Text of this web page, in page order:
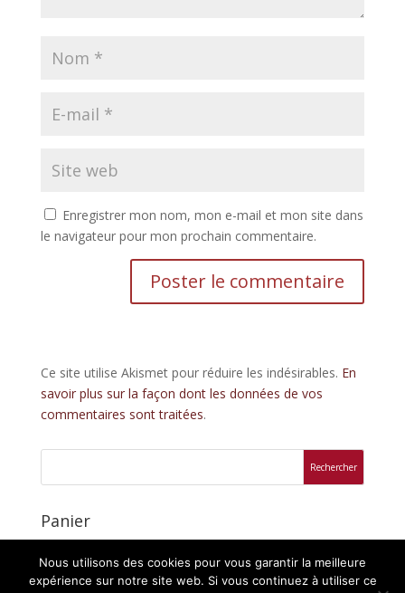
Enregistrer mon nom, mon e-mail et mon site dans
le navigateur pour mon prochain commentaire.
Ce site utilise Akismet pour réduire les indésirables. En
savoir plus sur la façon dont les données de vos
commentaires sont traitées.
Panier
Nous utilisons des cookies pour vous garantir la meilleure
expérience sur notre site web. Si vous continuez à utiliser ce